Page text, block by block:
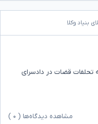
بنیاد وکلا
تحلفات قضات در دادسرای
مشاهده دیدگاه‌ها ( ۰